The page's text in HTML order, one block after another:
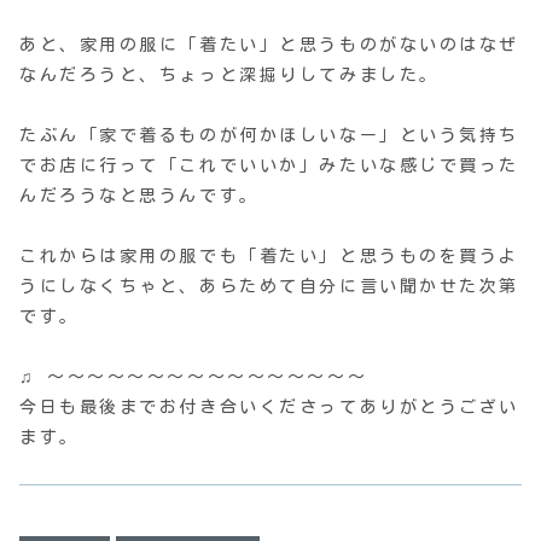
あと、家用の服に「着たい」と思うものがないのはなぜ
なんだろうと、ちょっと深掘りしてみました。
たぶん「家で着るものが何かほしいなー」という気持ち
でお店に行って「これでいいか」みたいな感じで買った
んだろうなと思うんです。
これからは家用の服でも「着たい」と思うものを買うよ
うにしなくちゃと、あらためて自分に言い聞かせた次第
です。
♫ 〜〜〜〜〜〜〜〜〜〜〜〜〜〜〜〜
今日も最後までお付き合いくださってありがとうござい
ます。